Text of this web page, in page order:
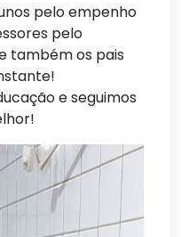
pelo empenho
pelo
também os pais
e seguimos